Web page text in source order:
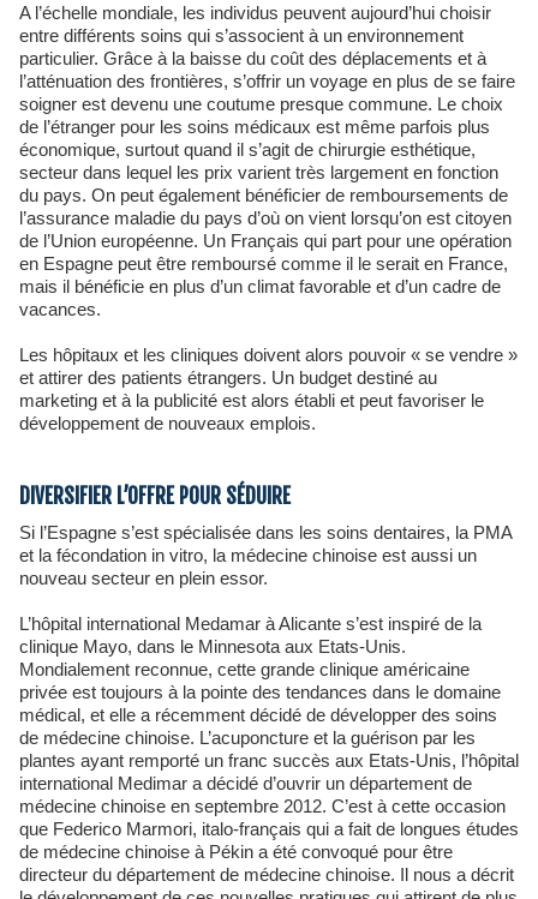
A l’échelle mondiale, les individus peuvent aujourd’hui choisir
entre différents soins qui s’associent à un environnement
particulier. Grâce à la baisse du coût des déplacements et à
l’atténuation des frontières, s’offrir un voyage en plus de se faire
soigner est devenu une coutume presque commune. Le choix
de l’étranger pour les soins médicaux est même parfois plus
économique, surtout quand il s’agit de chirurgie esthétique,
secteur dans lequel les prix varient très largement en fonction
du pays. On peut également bénéficier de remboursements de
l’assurance maladie du pays d’où on vient lorsqu’on est citoyen
de l’Union européenne. Un Français qui part pour une opération
en Espagne peut être remboursé comme il le serait en France,
mais il bénéficie en plus d’un climat favorable et d’un cadre de
vacances.
Les hôpitaux et les cliniques doivent alors pouvoir « se vendre »
et attirer des patients étrangers. Un budget destiné au
marketing et à la publicité est alors établi et peut favoriser le
développement de nouveaux emplois.
DIVERSIFIER L’OFFRE POUR SÉDUIRE
Si l’Espagne s’est spécialisée dans les soins dentaires, la PMA
et la fécondation in vitro, la médecine chinoise est aussi un
nouveau secteur en plein essor.
L’hôpital international Medamar à Alicante s’est inspiré de la
clinique Mayo, dans le Minnesota aux Etats-Unis.
Mondialement reconnue, cette grande clinique américaine
privée est toujours à la pointe des tendances dans le domaine
médical, et elle a récemment décidé de développer des soins
de médecine chinoise. L’acuponcture et la guérison par les
plantes ayant remporté un franc succès aux Etats-Unis, l’hôpital
international Medimar a décidé d’ouvrir un département de
médecine chinoise en septembre 2012. C’est à cette occasion
que Federico Marmori, italo-français qui a fait de longues études
de médecine chinoise à Pékin a été convoqué pour être
directeur du département de médecine chinoise. Il nous a décrit